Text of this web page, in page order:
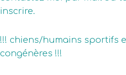
inscrire.
!!! chiens/humains sportifs
congénères !!!